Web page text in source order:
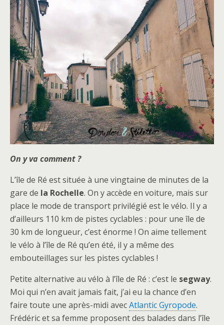
On y va comment ?
L’île de Ré est située à une vingtaine de minutes de la
gare de la Rochelle. On y accède en voiture, mais sur
place le mode de transport privilégié est le vélo. Il y a
d’ailleurs 110 km de pistes cyclables : pour une île de
30 km de longueur, c’est énorme ! On aime tellement
le vélo à l’île de Ré qu’en été, il y a même des
embouteillages sur les pistes cyclables !
Petite alternative au vélo à l’île de Ré : c’est le segway.
Moi qui n’en avait jamais fait, j’ai eu la chance d’en
faire toute une après-midi avecAtlantic Gyropode.
Frédéric et sa femme proposent des balades dans l’île